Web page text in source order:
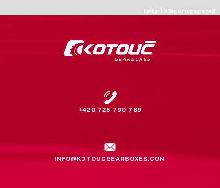
Leaflet ©Seznam.cz a.s. a další
+420 725 790 769
INFO@KOTOUCGEARBOXES.COM